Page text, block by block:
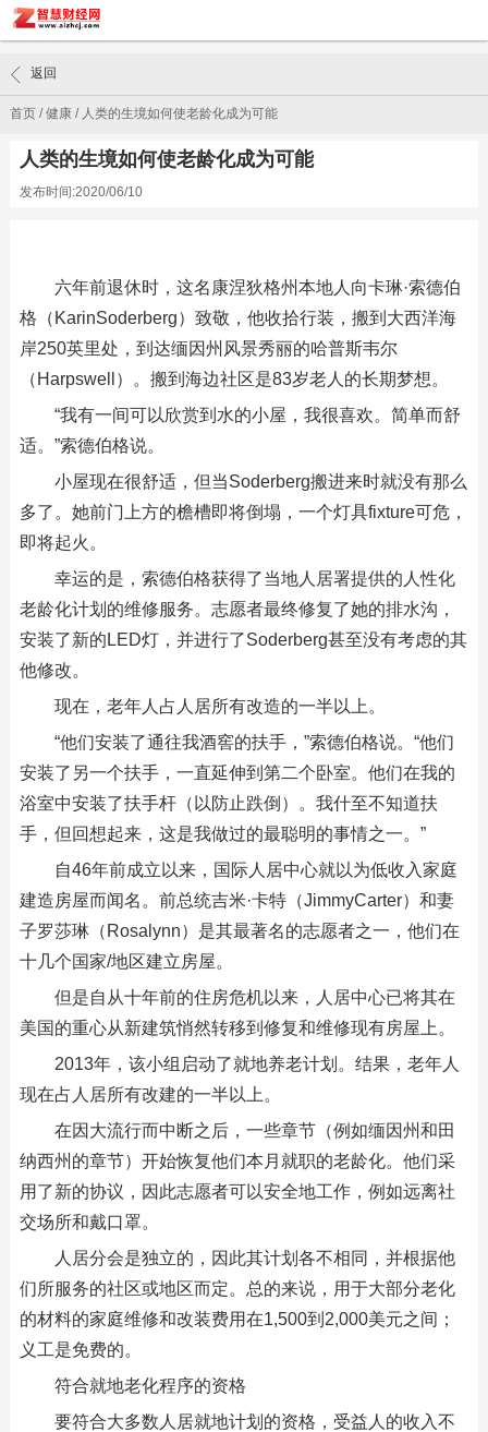
首页/健康/ 人类的生境如何使老龄化成为可能
返回
人类的生境如何使老龄化成为可能
发布时间:2020/06/10
六年前退休时，这名康涅狄格州本地人向卡琳·索德伯
格（KarinSoderberg）致敬，他收拾行装，搬到大西洋海
岸250英里处，到达缅因州风景秀丽的哈普斯韦尔
（Harpswell）。搬到海边社区是83岁老人的长期梦想。
“我有一间可以欣赏到水的小屋，我很喜欢。简单而舒
适。”索德伯格说。
小屋现在很舒适，但当Soderberg搬进来时就没有那么
多了。她前门上方的檐槽即将倒塌，一个灯具fixture可危，
即将起火。
幸运的是，索德伯格获得了当地人居署提供的人性化
老龄化计划的维修服务。志愿者最终修复了她的排水沟，
安装了新的LED灯，并进行了Soderberg甚至没有考虑的其
他修改。
现在，老年人占人居所有改造的一半以上。
“他们安装了通往我酒窖的扶手，”索德伯格说。“他们
安装了另一个扶手，一直延伸到第二个卧室。他们在我的
浴室中安装了扶手杆（以防止跌倒）。我什至不知道扶
手，但回想起来，这是我做过的最聪明的事情之一。”
自46年前成立以来，国际人居中心就以为低收入家庭
建造房屋而闻名。前总统吉米·卡特（JimmyCarter）和妻
子罗莎琳（Rosalynn）是其最著名的志愿者之一，他们在
十几个国家/地区建立房屋。
但是自从十年前的住房危机以来，人居中心已将其在
美国的重心从新建筑悄然转移到修复和维修现有房屋上。
2013年，该小组启动了就地养老计划。结果，老年人
现在占人居所有改建的一半以上。
在因大流行而中断之后，一些章节（例如缅因州和田
纳西州的章节）开始恢复他们本月就职的老龄化。他们采
用了新的协议，因此志愿者可以安全地工作，例如远离社
交场所和戴口罩。
人居分会是独立的，因此其计划各不相同，并根据他
们所服务的社区或地区而定。总的来说，用于大部分老化
的材料的家庭维修和改装费用在1,500到2,000美元之间；
义工是免费的。
符合就地老化程序的资格
要符合大多数人居就地计划的资格，受益人的收入不